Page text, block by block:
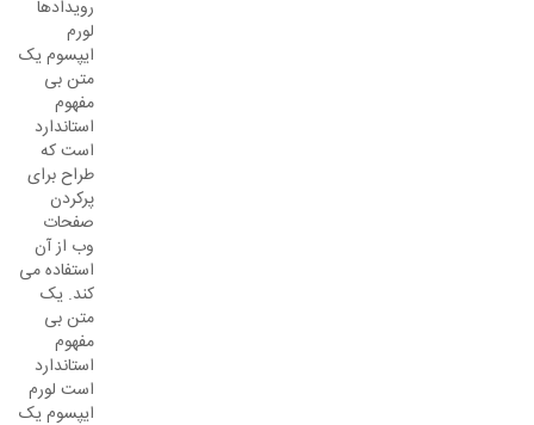
رویدادها
لورم
ایپسوم یک
متن بی
مفهوم
استاندارد
است که
طراح برای
پرکردن
صفحات
وب از آن
استفاده می
کند. یک
متن بی
مفهوم
استاندارد
است لورم
ایپسوم یک